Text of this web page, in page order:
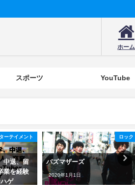
ホーム
スポーツ YouTube
ーテイメント
中退、留
業を経験
ゲ
ロック
バズマザーズ
2020年1月1日